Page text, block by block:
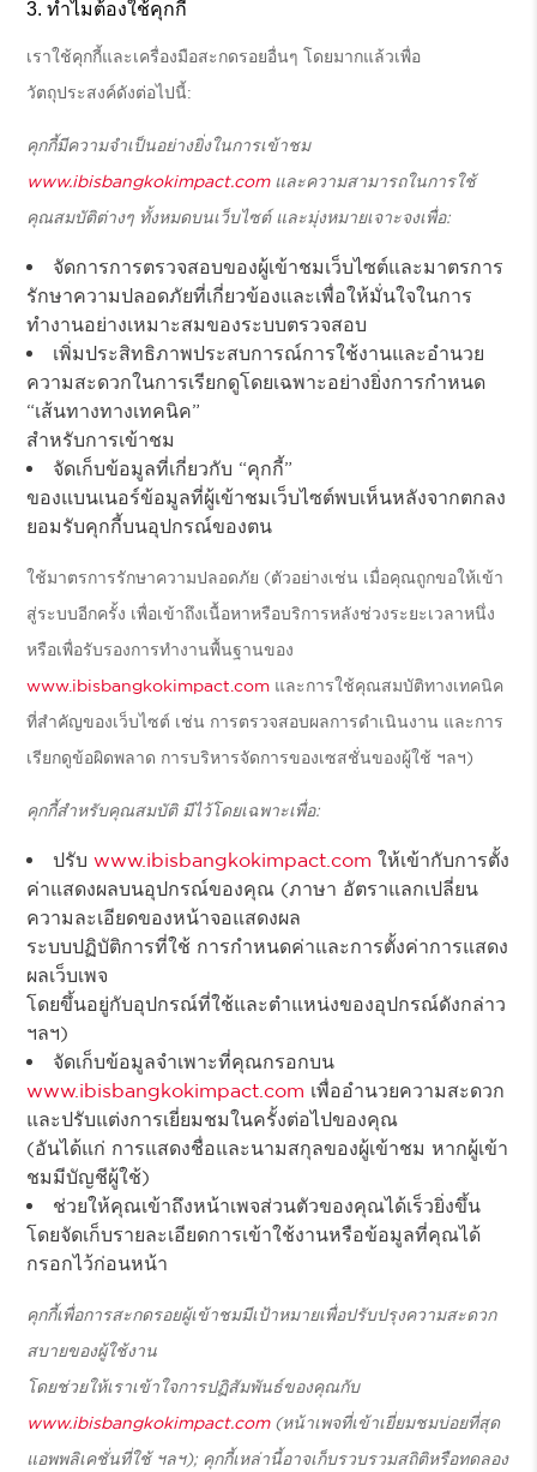
ทำไมต้องใช้คุกกี้
เราใช้คุกกี้และเครื่องมือสะกดรอยอื่นๆ โดยมากแล้วเพื่อ
วัตถุประสงค์ดังต่อไปนี้:
คุกกี้มีความจำเป็นอย่างยิ่งในการเข้าชม
www.ibisbangkokimpact.com และความสามารถในการใช้
คุณสมบัติต่างๆ ทั้งหมดบนเว็บไซต์ และมุ่งหมายเจาะจงเพื่อ:
จัดการการตรวจสอบของผู้เข้าชมเว็บไซต์และมาตรการ
รักษาความปลอดภัยที่เกี่ยวข้องและเพื่อให้มั่นใจในการ
ทำงานอย่างเหมาะสมของระบบตรวจสอบ
เพิ่มประสิทธิภาพประสบการณ์การใช้งานและอำนวย
ความสะดวกในการเรียกดูโดยเฉพาะอย่างยิ่งการกำหนด
“เส้นทางทางเทคนิค”
สำหรับการเข้าชม
จัดเก็บข้อมูลที่เกี่ยวกับ “คุกกี้”
ของแบนเนอร์ข้อมูลที่ผู้เข้าชมเว็บไซต์พบเห็นหลังจากตกลง
ยอมรับคุกกี้บนอุปกรณ์ของตน
ใช้มาตรการรักษาความปลอดภัย (ตัวอย่างเช่น เมื่อคุณถูกขอให้เข้า
สู่ระบบอีกครั้ง เพื่อเข้าถึงเนื้อหาหรือบริการหลังช่วงระยะเวลาหนึ่ง
หรือเพื่อรับรองการทำงานพื้นฐานของ
www.ibisbangkokimpact.com และการใช้คุณสมบัติทางเทคนิค
ที่สำคัญของเว็บไซต์ เช่น การตรวจสอบผลการดำเนินงาน และการ
เรียกดูข้อผิดพลาด การบริหารจัดการของเซสชั่นของผู้ใช้ ฯลฯ)
คุกกี้สำหรับคุณสมบัติ มีไว้โดยเฉพาะเพื่อ:
ปรับwww.ibisbangkokimpact.com ให้เข้ากับการตั้ง
ค่าแสดงผลบนอุปกรณ์ของคุณ (ภาษา อัตราแลกเปลี่ยน
ความละเอียดของหน้าจอแสดงผล
ระบบปฏิบัติการที่ใช้ การกำหนดค่าและการตั้งค่าการแสดง
ผลเว็บเพจ
โดยขึ้นอยู่กับอุปกรณ์ที่ใช้และตำแหน่งของอุปกรณ์ดังกล่าว
ฯลฯ)
จัดเก็บข้อมูลจำเพาะที่คุณกรอกบน
www.ibisbangkokimpact.com เพื่ออำนวยความสะดวก
และปรับแต่งการเยี่ยมชมในครั้งต่อไปของคุณ
(อันได้แก่ การแสดงชื่อและนามสกุลของผู้เข้าชม หากผู้เข้า
ชมมีบัญชีผู้ใช้)
ช่วยให้คุณเข้าถึงหน้าเพจส่วนตัวของคุณได้เร็วยิ่งขึ้น
โดยจัดเก็บรายละเอียดการเข้าใช้งานหรือข้อมูลที่คุณได้
กรอกไว้ก่อนหน้า
คุกกี้เพื่อการสะกดรอยผู้เข้าชมมีเป้าหมายเพื่อปรับปรุงความสะดวก
สบายของผู้ใช้งาน
โดยช่วยให้เราเข้าใจการปฏิสัมพันธ์ของคุณกับ
www.ibisbangkokimpact.com(หน้าเพจที่เข้าเยี่ยมชมบ่อยที่สุด
แอพพลิเคชั่นที่ใช้ ฯลฯ); คุกกี้เหล่านี้อาจเก็บรวบรวมสถิติหรือทดลอง